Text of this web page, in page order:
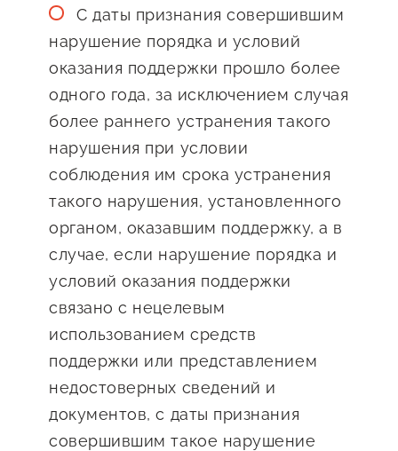
Конкурсы для
предпринимателей
Сообщить о нарушении
АвтоУСН
Иностранным гражданам
Сервисы для бизнеса
О фонде
Общая информация
Органы управления и надзора
Документы
Контакты
Вакансии
С даты признания совершившим
нарушение порядка и условий
оказания поддержки прошло более
одного года, за исключением случая
более раннего устранения такого
нарушения при условии
соблюдения им срока устранения
такого нарушения, установленного
органом, оказавшим поддержку, а в
случае, если нарушение порядка и
условий оказания поддержки
связано с нецелевым
использованием средств
поддержки или представлением
недостоверных сведений и
документов, с даты признания
совершившим такое нарушение